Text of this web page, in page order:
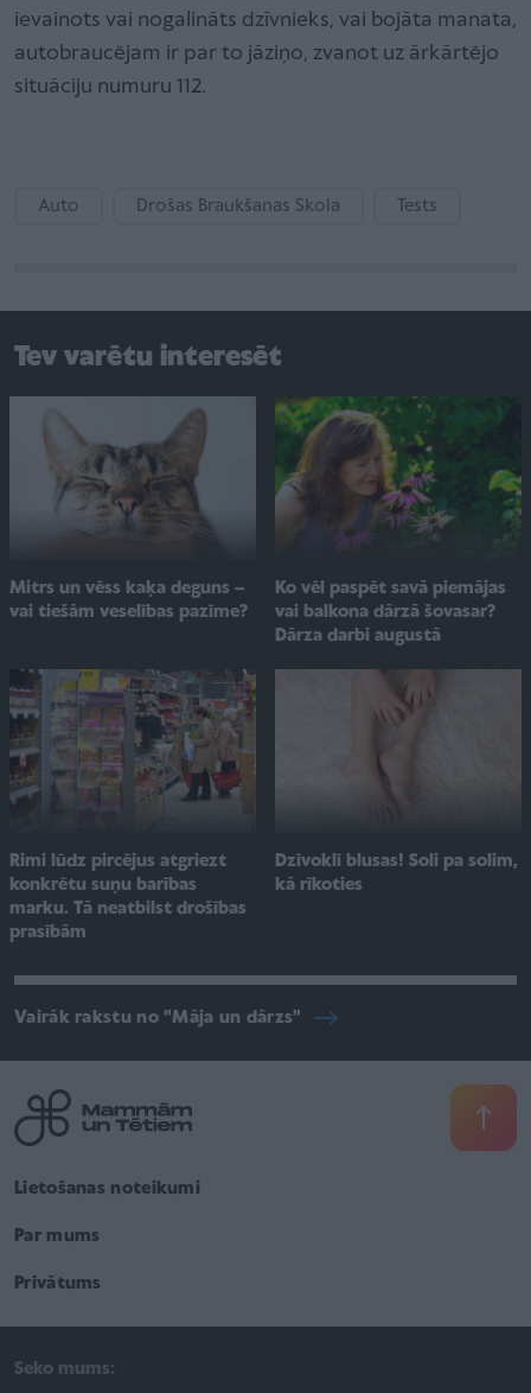
ievainots vai nogalināts dzīvnieks, vai bojāta manata,
autobraucējam ir par to jāziņo, zvanot uz ārkārtējo
situāciju numuru 112.
Auto Drošas Braukšanas Skola Tests
Tev varētu interesēt
Mitrs un vēss kaķa deguns –
vai tiešām veselības pazīme?
Ko vēl paspēt savā piemājas
vai balkona dārzā šovasar?
Dārza darbi augustā
Rimi lūdz pircējus atgriezt
konkrētu suņu barības
marku. Tā neatbilst drošības
prasībām
Dzīvoklī blusas! Soli pa solim,
kā rīkoties
Vairāk rakstu no "Māja un dārzs"
Lietošanas noteikumi
Par mums
Privātums
Seko mums: